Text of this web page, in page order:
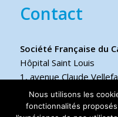
Contact
Société Française du
Hôpital Saint Louis
1, avenue Claude
75475 Paris cedex 10
Nous utilisons les
fonctionnalités